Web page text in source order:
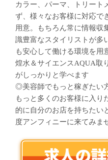
カラー、パーマ、トリート
ず、様々なお客様に対応で
用意。もちろん常に情報収
識豊富なスタイリストが多
も安心して働ける環境を用
煌水＆サイエンスAQUA取
がしっかりと学べます
◎美容師でもっと稼ぎたい
もっと多くのお客様に入り
的に自分のお店を持ちたい
度アンフィニーに来てみま